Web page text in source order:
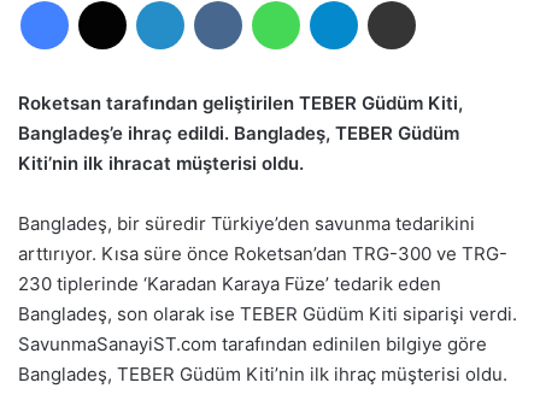
Roketsan tarafından geliştirilen TEBER Güdüm Kiti,
Bangladeş’e ihraç edildi. Bangladeş, TEBER Güdüm
Kiti’nin ilk ihracat müşterisi oldu.
Bangladeş, bir süredir Türkiye’den savunma tedarikini
arttırıyor. Kısa süre önce Roketsan’dan TRG-300 ve TRG-
230 tiplerinde ‘Karadan Karaya Füze’ tedarik eden
Bangladeş, son olarak ise TEBER Güdüm Kiti siparişi verdi.
SavunmaSanayiST.com tarafından edinilen bilgiye göre
Bangladeş, TEBER Güdüm Kiti’nin ilk ihraç müşterisi oldu.